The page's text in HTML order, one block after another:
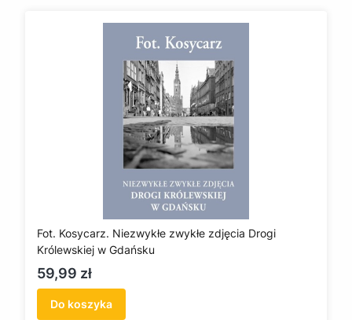
Fot. Kosycarz. Niezwykłe zwykłe zdjęcia Drogi
Królewskiej w Gdańsku
Cena
59,99 zł
Do koszyka